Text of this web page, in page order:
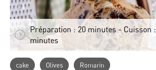
Préparation : 20 minutes - Cuisson
minutes
cake Olives Romarin